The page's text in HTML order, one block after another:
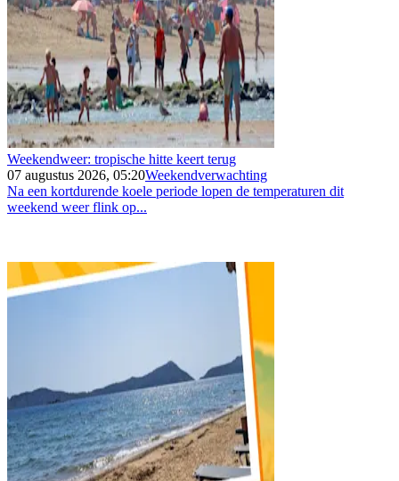
Weekendweer: tropische hitte keert terug
07 augustus 2026, 05:20Weekendverwachting
Na een kortdurende koele periode lopen de temperaturen dit
weekend weer flink op...